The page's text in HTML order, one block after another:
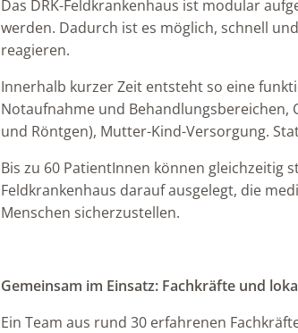
Das DRK-Feldkrankenhaus ist modular
werden. Dadurch ist es möglich, schnell
reagieren.
Innerhalb kurzer Zeit entsteht so eine
Notaufnahme und
und Röntgen), Mutter-Kind-Versorgung.
Bis zu 60 PatientInnen können gleichzeitig
Feldkrankenhaus darauf ausgelegt, die
Menschen sicherzustellen.
Gemeinsam im Einsatz: Fachkräfte und
Ein Team aus rund 30 erfahrenen